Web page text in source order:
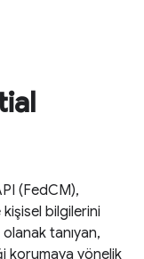
(FedCM),
kişisel bilgilerini
tanıyan,
korumaya yönelik